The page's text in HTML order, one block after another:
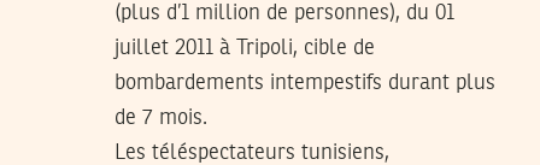
(plus d’1 million de personnes), du 01
juillet 2011 à Tripoli, cible de
bombardements intempestifs durant plus
de 7 mois.
Les téléspectateurs tunisiens,